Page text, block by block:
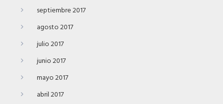
septiembre 2017
agosto 2017
julio 2017
junio 2017
mayo 2017
abril 2017